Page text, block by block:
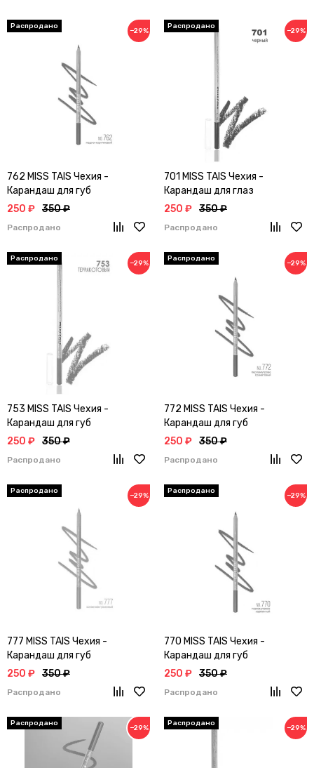
−29%
762 MISS TAIS Чехия -
Карандаш для губ
250 ₽ 350 ₽
Распродано
−29%
701 MISS TAIS Чехия -
Карандаш для глаз
250 ₽ 350 ₽
Распродано
−29%
753 MISS TAIS Чехия -
Карандаш для губ
250 ₽ 350 ₽
Распродано
−29%
772 MISS TAIS Чехия -
Карандаш для губ
250 ₽ 350 ₽
Распродано
−29%
777 MISS TAIS Чехия -
Карандаш для губ
250 ₽ 350 ₽
Распродано
−29%
770 MISS TAIS Чехия -
Карандаш для губ
250 ₽ 350 ₽
Распродано
−29% −29%